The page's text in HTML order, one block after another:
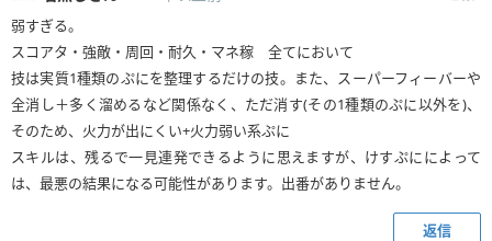
弱すぎる。
スコアタ・強敵・周回・耐久・マネ稼 全てにおいて
技は実質1種類のぷにを整理するだけの技。また、スーパーフィーバーや
全消し＋多く溜めるなど関係なく、ただ消す(その1種類のぷに以外を)、
そのため、火力が出にくい+火力弱い系ぷに
スキルは、残るで一見連発できるように思えますが、けすぷにによって
は、最悪の結果になる可能性があります。出番がありません。
返信